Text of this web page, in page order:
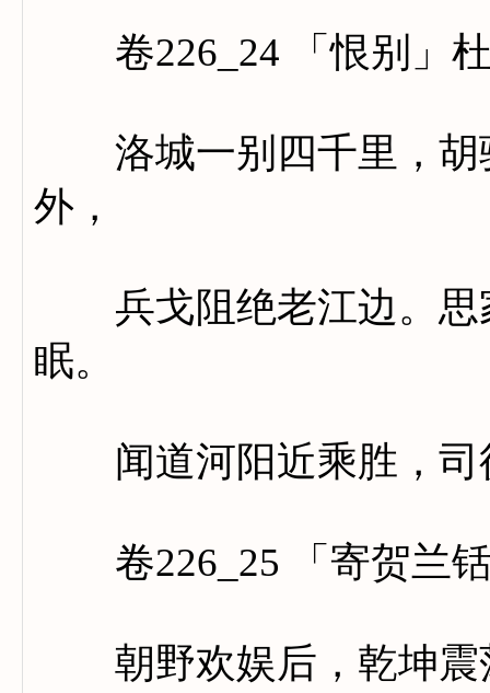
卷226_24 「恨别」
洛城一别四千里，胡
外，
兵戈阻绝老江边。思
眠。
闻道河阳近乘胜，司
卷226_25 「寄贺兰
朝野欢娱后，乾坤震